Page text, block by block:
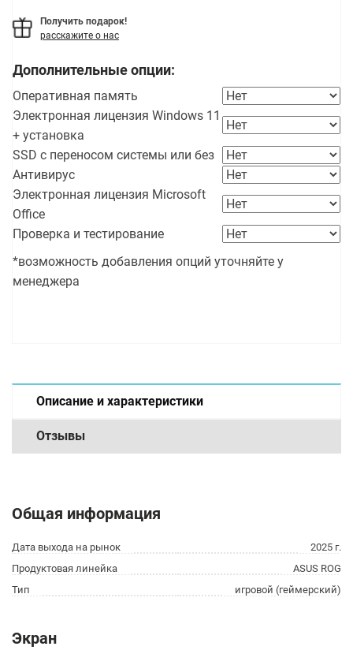
Получить подарок!
расскажите о нас
Дополнительные опции:
Оперативная память
Электронная лицензия Windows 11
+ установка
SSD с переносом системы или без
Антивирус
Электронная лицензия Microsoft
Office
Проверка и тестирование
*возможность добавления опций уточняйте у
менеджера
Описание и характеристики
Отзывы
Общая информация
Дата выхода на рынок
2025 г.
Продуктовая линейка
ASUS ROG
Тип
игровой (геймерский)
Экран